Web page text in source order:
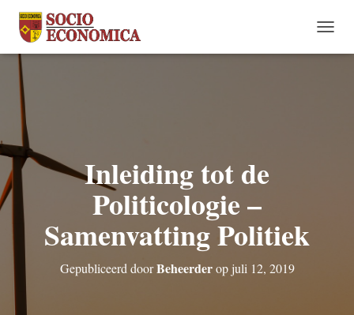
A
Inleiding tot de
Politicologie –
Samenvatting Politiek
Gepubliceerd doorBeheerderop juli 12, 2019